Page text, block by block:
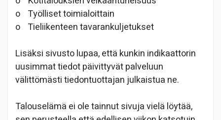
o Työlliset toimialoittain
o Tieliikenteen tavarankuljetukset
Lisäksi sivusto lupaa, että kunkin indikaattorin
uusimmat tiedot päivittyvät palveluun
välittömästi tiedontuottajan julkaistua ne.
Talouselämä ei ole tainnut sivuja vielä löytää,